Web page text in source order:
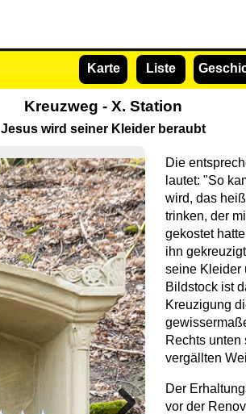
Karte Liste
Kreuzweg - X. Station
Jesus wird seiner Kleider beraubt
Die
lautet: "So
wird, das
trinken, der
gekostet
ihn
seine Kleider
Bildstock ist
Kreuzigung
Rechts unten
vergällten
Der
vor der